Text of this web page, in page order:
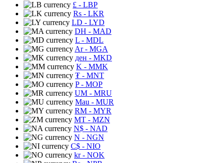
£ - LBP
Rs - LKR
LD - LYD
DH - MAD
L - MDL
Ar- MGA
ден - MKD
K - MMK
₮ - MNT
P- MOP
UM - MRU
Mau - MUR
RM - MYR
MT - MZN
N$ - NAD
N - NGN
C$ - NIO
kr- NOK